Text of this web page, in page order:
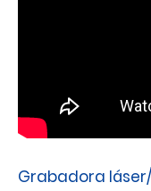
Grabadora